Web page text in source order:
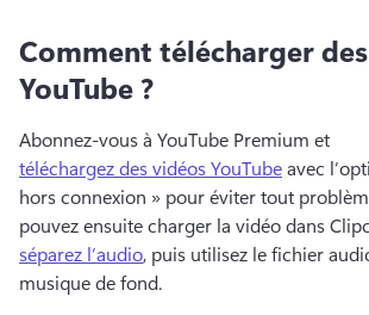
Comment télécharger
YouTube ?
Abonnez-vous à YouTube Premium et
téléchargez des vidéos YouTube avec
hors connexion » pour éviter tout
pouvez ensuite charger la vidéo dans
séparez l’audio, puis utilisez le fichier
musique de fond.